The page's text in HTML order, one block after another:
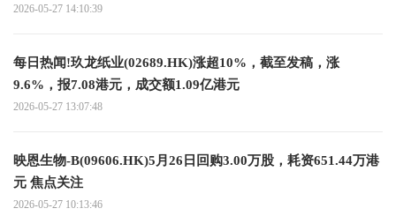
2026-05-27 14:10:39
每日热闻!玖龙纸业(02689.HK)涨超10%，截至发稿，涨
9.6%，报7.08港元，成交额1.09亿港元
2026-05-27 13:07:48
映恩生物-B(09606.HK)5月26日回购3.00万股，耗资651.44万港
元 焦点关注
2026-05-27 10:13:46